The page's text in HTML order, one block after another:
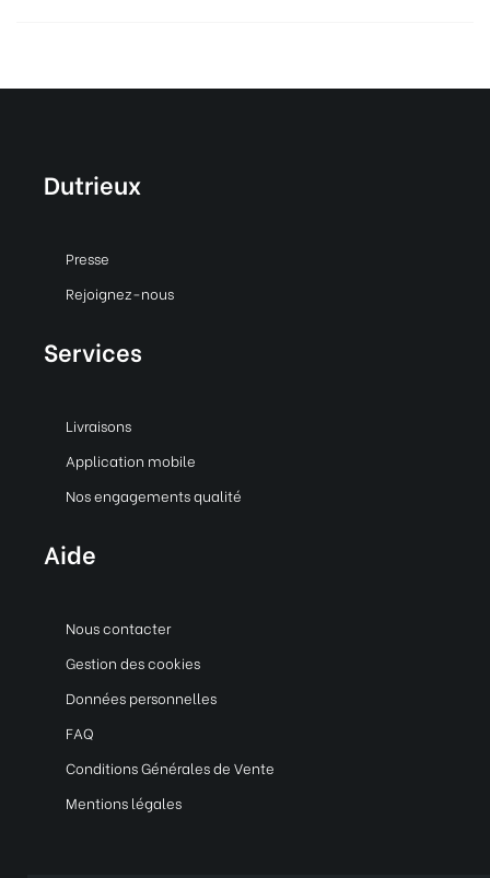
Dutrieux
Presse
Rejoignez-nous
Services
Livraisons
Application mobile
Nos engagements qualité
Aide
Nous contacter
Gestion des cookies
Données personnelles
FAQ
Conditions Générales de Vente
Mentions légales